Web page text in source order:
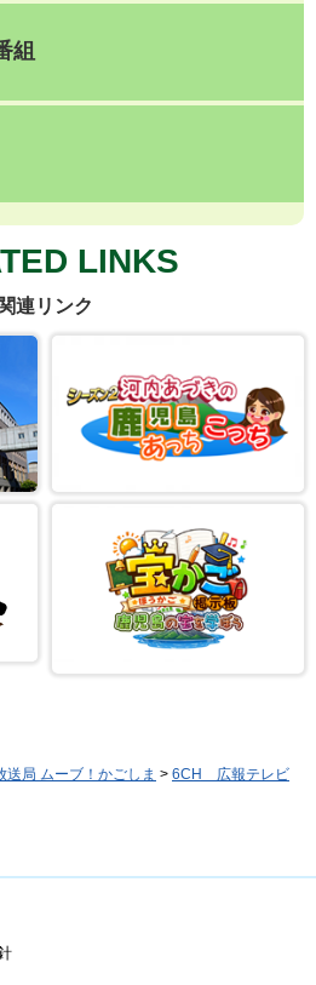
組
LINKS
関連リンク
局 ムーブ！かごしま > 6CH 広報テレビ